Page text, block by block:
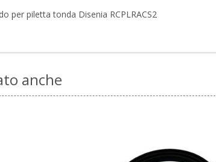
per piletta tonda Disenia RCPLRACS2
anche